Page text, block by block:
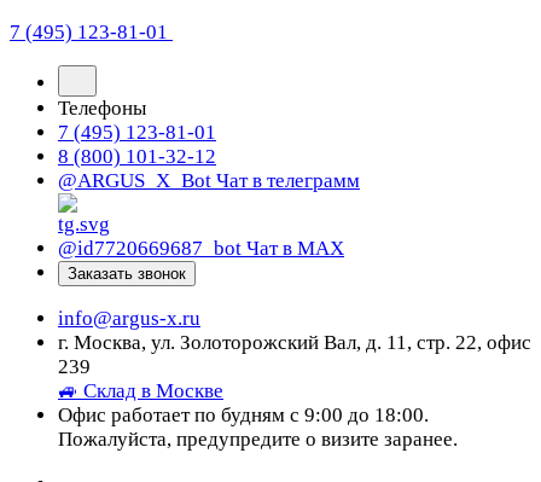
7 (495) 123-81-01
Телефоны
7 (495) 123-81-01
8 (800) 101-32-12
@ARGUS_X_Bot Чат в телеграмм
@id7720669687_bot Чат в МАХ
Заказать звонок
info@argus-x.ru
г. Москва, ул. Золоторожский Вал, д. 11, стр. 22, офис
239
🚙 Склад в Москве
Офис работает по будням с 9:00 до 18:00.
Пожалуйста, предупредите о визите заранее.